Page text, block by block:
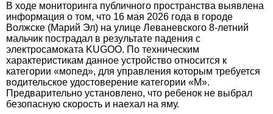
В ходе мониторинга публичного пространства выявлена
информация о том, что 16 мая 2026 года в городе
Волжске (Марий Эл) на улице Леваневского 8-летний
мальчик пострадал в результате падения с
электросамоката KUGOO. По техническим
характеристикам данное устройство относится к
категории «мопед», для управления которым требуется
водительское удостоверение категории «М».
Предварительно установлено, что ребенок не выбрал
безопасную скорость и наехал на яму.